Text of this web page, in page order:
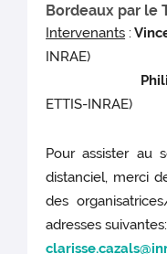
Bordeaux par le
Intervenants :
INRAE)
ETTIS-INRAE)
Pour assister au
distanciel, merci
des
adresses suivantes: